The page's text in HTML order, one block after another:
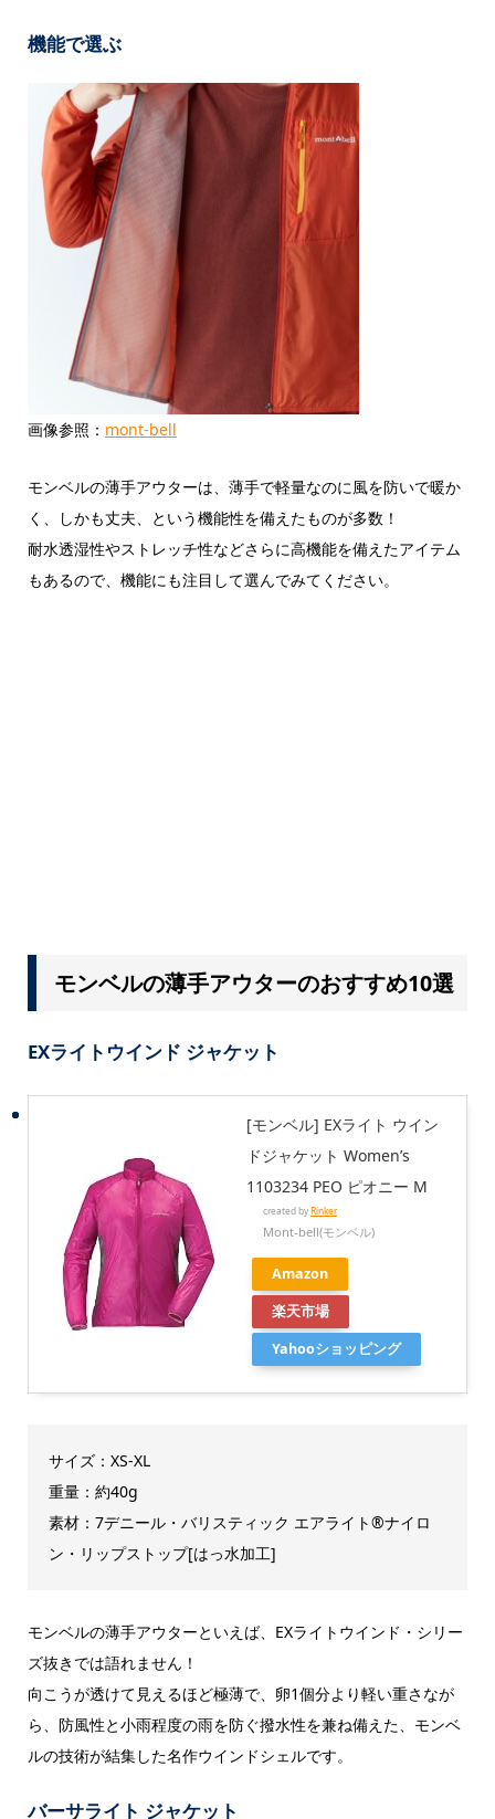
機能で選ぶ
画像参照： mont-bell
モンベルの薄手アウターは、薄手で軽量なのに風を防いで暖か
く、しかも丈夫、という機能性を備えたものが多数！
耐水透湿性やストレッチ性などさらに高機能を備えたアイテム
もあるので、機能にも注目して選んでみてください。
モンベルの薄手アウターのおすすめ10選
EXライトウインド ジャケット
[モンベル] EXライト ウイン
ドジャケット Women’s
1103234 PEO ピオニー M
created byRinker
Mont-bell(モンベル)
Amazon
楽天市場
Yahooショッピング
サイズ：XS-XL
重量：約40g
素材：7デニール・バリスティック エアライト®ナイロ
ン・リップストップ[はっ水加工]
モンベルの薄手アウターといえば、EXライトウインド・シリー
ズ抜きでは語れません！
向こうが透けて見えるほど極薄で、卵1個分より軽い重さなが
ら、防風性と小雨程度の雨を防ぐ撥水性を兼ね備えた、モンベ
ルの技術が結集した名作ウインドシェルです。
バーサライト ジャケット